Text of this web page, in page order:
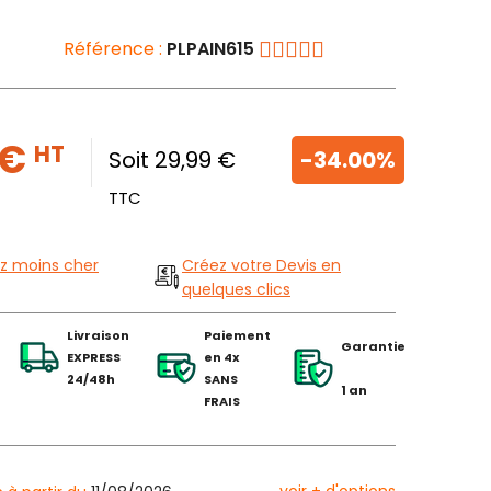
Référence : PLPAIN615
HT Soit 29,99 €
TTC
-34.00%
moins cher
Créez votre Devis en
quelques clics
Livraison
EXPRESS
24/48h
Paiement
en 4x
SANS
FRAIS
Garantie
1 an